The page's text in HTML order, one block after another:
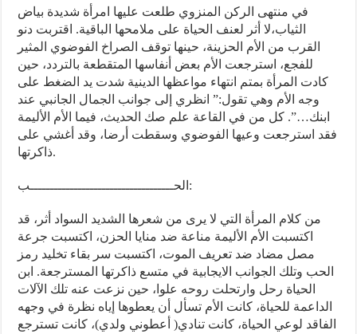
في منتهى الركن المنزوي طلعت عليها امرأة شديدة بياض
الثياب،لا أثر لعنف الحياة على ملامحها الباقية. اقتربت دنو
القرب من الأم الحزينة، حينها توقف الصراخ الفوضوي المثير
للفجع، استرجعت الأم بعض أنفاسها المتقطعة بالتردد، حين
كادت المرأة بمتم انتهاء مواعظها الدينية شدت يد الضغط على
وجه الأم وهي تقول:” انظري إلى جوانب الجمال الجانبي عند
ابنك…”. كل من في القاعة علم صك الحديث، فيما الأم الأليمة
فقد استرجعت وعيها الفوضوي وسقطت أرضا، وقد أغشي على
ذاكرتها.
الحــــــــــــــــــــــــــــــــــــب:
من كلام المرأة التي لا يرى من شعرها الشديد السواد أثر، قد
اكتسبت الأم الأليمة مناعة ضد منايا الحزن، اكتسبت جرعة
مصل مضاد ضد تعريف الموت، اكتسبت سر بقاء تخليد رمز
الحب وتلك الجوانب الايجابية في متسع ذاكرتها المسترجعة. ابن
الحياة رحل وارتحلت روحه علوا، حين نزعت عنه تلك الآلات
الداعمة للحياة، كانت الأم تسأل أن يعطوها إياه نظرة في وجهه
الفاقد لوعي الحياة، كانت تنادي( أعطوني ولدي)، كانت تسترجع